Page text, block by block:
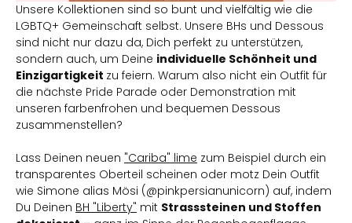
Unsere Kollektionen sind so bunt und vielfältig wie die
LGBTQ+ Gemeinschaft selbst. Unsere BHs und Dessous
sind nicht nur dazu da, Dich perfekt zu unterstützen,
sondern auch, um Deine individuelle Schönheit und
Einzigartigkeit zu feiern. Warum also nicht ein Outfit für
die nächste Pride Parade oder Demonstration mit
unseren farbenfrohen und bequemen Dessous
zusammenstellen?
Lass Deinen neuen "Cariba" lime zum Beispiel durch ein
transparentes Oberteil scheinen oder motz Dein Outfit
wie Simone alias Mösi (@pinkpersianunicorn) auf, indem
Du Deinen BH "Liberty" mit Strasssteinen und Stoffen